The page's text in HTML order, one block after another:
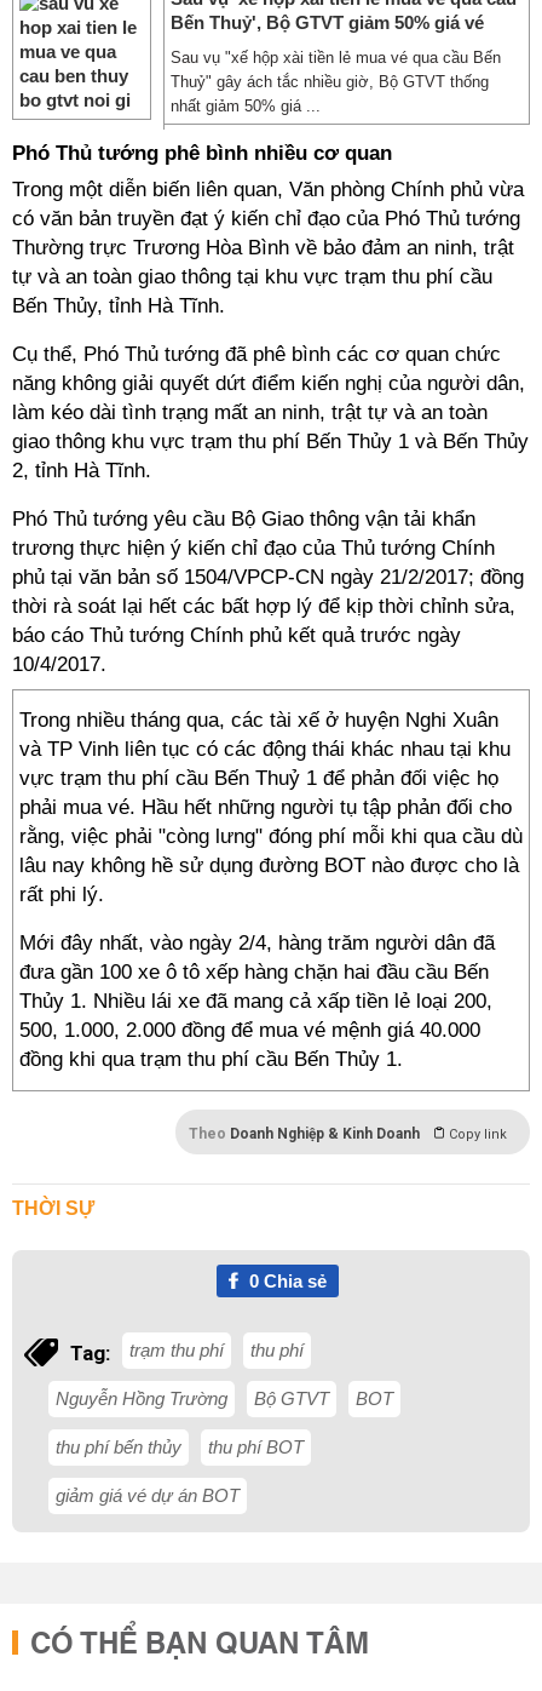
Bến Thuỷ', Bộ GTVT giảm 50% giá vé
Sau vụ "xế hộp xài tiền lẻ mua vé qua cầu Bến
Thuỷ" gây ách tắc nhiều giờ, Bộ GTVT thống
nhất giảm 50% giá ...
Phó Thủ tướng phê bình nhiều cơ quan
Trong một diễn biến liên quan, Văn phòng Chính phủ vừa
có văn bản truyền đạt ý kiến chỉ đạo của Phó Thủ tướng
Thường trực Trương Hòa Bình về bảo đảm an ninh, trật
tự và an toàn giao thông tại khu vực trạm thu phí cầu
Bến Thủy, tỉnh Hà Tĩnh.
Cụ thể, Phó Thủ tướng đã phê bình các cơ quan chức
năng không giải quyết dứt điểm kiến nghị của người dân,
làm kéo dài tình trạng mất an ninh, trật tự và an toàn
giao thông khu vực trạm thu phí Bến Thủy 1 và Bến Thủy
2, tỉnh Hà Tĩnh.
Phó Thủ tướng yêu cầu Bộ Giao thông vận tải khẩn
trương thực hiện ý kiến chỉ đạo của Thủ tướng Chính
phủ tại văn bản số 1504/VPCP-CN ngày 21/2/2017; đồng
thời rà soát lại hết các bất hợp lý để kịp thời chỉnh sửa,
báo cáo Thủ tướng Chính phủ kết quả trước ngày
10/4/2017.
Trong nhiều tháng qua, các tài xế ở huyện Nghi Xuân
và TP Vinh liên tục có các động thái khác nhau tại khu
vực trạm thu phí cầu Bến Thuỷ 1 để phản đối việc họ
phải mua vé. Hầu hết những người tụ tập phản đối cho
rằng, việc phải "còng lưng" đóng phí mỗi khi qua cầu dù
lâu nay không hề sử dụng đường BOT nào được cho là
rất phi lý.
Mới đây nhất, vào ngày 2/4, hàng trăm người dân đã
đưa gần 100 xe ô tô xếp hàng chặn hai đầu cầu Bến
Thủy 1. Nhiều lái xe đã mang cả xấp tiền lẻ loại 200,
500, 1.000, 2.000 đồng để mua vé mệnh giá 40.000
đồng khi qua trạm thu phí cầu Bến Thủy 1.
Theo Doanh Nghiệp & Kinh Doanh Copy link
THỜI SỰ
0Chia sẻ
Tag: trạm thu phí thu phí
Nguyễn Hồng Trường Bộ GTVT BOT
thu phí bến thủy thu phí BOT
giảm giá vé dự án BOT
CÓ THỂ BẠN QUAN TÂM